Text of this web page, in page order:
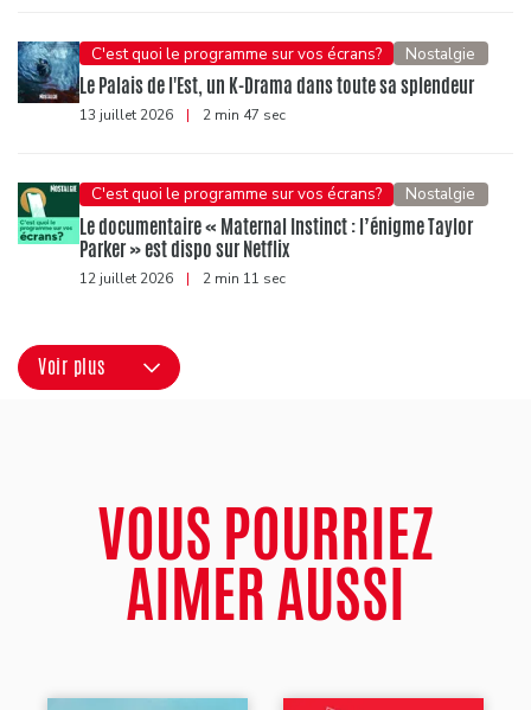
C'est quoi le programme sur vos écrans? Nostalgie
Le Palais de l'Est, un K-Drama dans toute sa splendeur
13 juillet 2026 | 2 min 47 sec
C'est quoi le programme sur vos écrans? Nostalgie
Le documentaire « Maternal Instinct : l’énigme Taylor
Parker » est dispo sur Netflix
12 juillet 2026 | 2 min 11 sec
Voir plus
VOUS POURRIEZ
AIMER AUSSI